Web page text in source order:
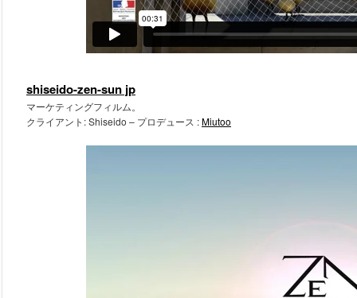
shiseido-zen-sun jp
マーケティングフィルム。
クライアント: Shiseido – プロデュース :Miutoo